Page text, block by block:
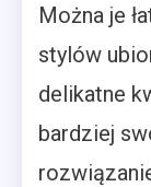
Można je
stylów
delikatne
bardziej